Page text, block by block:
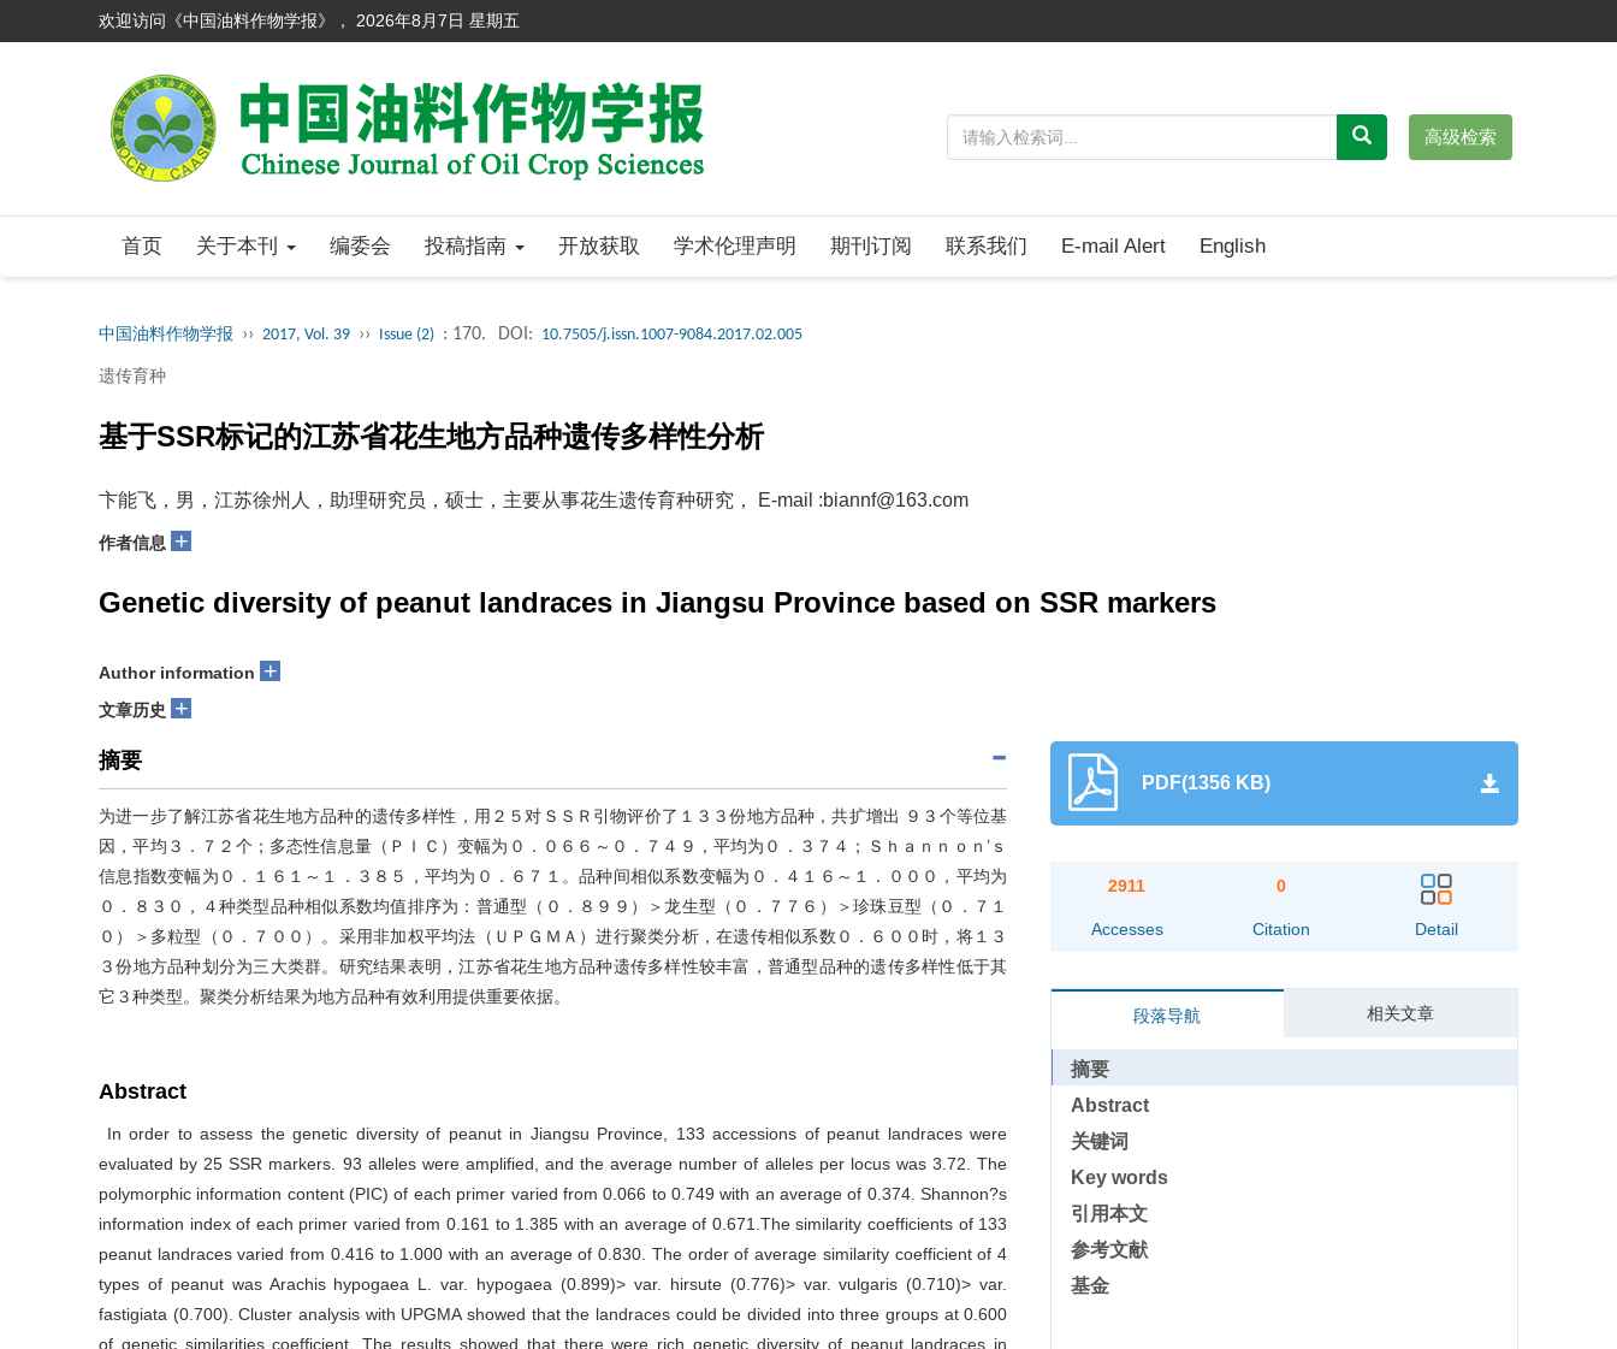
欢迎访问《中国油料作物学报》， 2026年8月7日 星期五
高级检索
首页 关于本刊 编委会 投稿指南 开放获取 学术伦理声明 期刊订阅 联系我们 E-mail Alert English
中国油料作物学报 ›› 2017, Vol. 39 ›› Issue (2) : 170. DOI: 10.7505/j.issn.1007-9084.2017.02.005
遗传育种
基于SSR标记的江苏省花生地方品种遗传多样性分析
卞能飞，男，江苏徐州人，助理研究员，硕士，主要从事花生遗传育种研究， E-mail :biannf@163.com
作者信息 +
Genetic diversity of peanut landraces in Jiangsu Province based on SSR markers
Author information +
文章历史 +
摘要
为进一步了解江苏省花生地方品种的遗传多样性，用２５对ＳＳＲ引物评价了１３３份地方品种，共扩增出 ９３个等位基
因，平均３．７２个；多态性信息量（ＰＩＣ）变幅为０．０６６～０．７４９，平均为０．３７４；Ｓｈａｎｎｏｎ’ｓ
信息指数变幅为０．１６１～１．３８５，平均为０．６７１。品种间相似系数变幅为０．４１６～１．０００，平均为
０．８３０，４种类型品种相似系数均值排序为：普通型（０．８９９）＞龙生型（０．７７６）＞珍珠豆型（０．７１
０）＞多粒型（０．７００）。采用非加权平均法（ＵＰＧＭＡ）进行聚类分析，在遗传相似系数０．６００时，将１３
３份地方品种划分为三大类群。研究结果表明，江苏省花生地方品种遗传多样性较丰富，普通型品种的遗传多样性低于其
它３种类型。聚类分析结果为地方品种有效利用提供重要依据。
Abstract
In order to assess the genetic diversity of peanut in Jiangsu Province, 133 accessions of peanut landraces were
evaluated by 25 SSR markers. 93 alleles were amplified, and the average number of alleles per locus was 3.72. The
polymorphic information content (PIC) of each primer varied from 0.066 to 0.749 with an average of 0.374. Shannon?s
information index of each primer varied from 0.161 to 1.385 with an average of 0.671.The similarity coefficients of 133
peanut landraces varied from 0.416 to 1.000 with an average of 0.830. The order of average similarity coefficient of 4
types of peanut was Arachis hypogaea L. var. hypogaea (0.899)> var. hirsute (0.776)> var. vulgaris (0.710)> var.
fastigiata (0.700). Cluster analysis with UPGMA showed that the landraces could be divided into three groups at 0.600
of genetic similarities coefficient. The results showed that there were rich genetic diversity of peanut landraces in
PDF(1356 KB)
2911
Accesses
0
Citation Detail
段落导航 相关文章
摘要
Abstract
关键词
Key words
引用本文
参考文献
基金